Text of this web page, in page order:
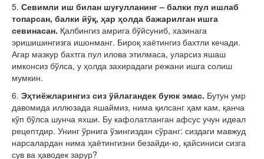
5. Севимли иш билан шуғулланинг – балки пул ишлаб
топарсан, балки йўқ, ҳар ҳолда бажарилган ишга
севинасан. Қалбингиз амрига бўйсуниб, хазинага
эришишингизга ишонманг. Бироқ хаётингиз бахтли кечади.
Агар мазкур бахтга пул илова этилмаса, уларсиз яшаш
имконсиз бўлса, у ҳолда захирадаги режани ишга солиш
мумкин.
6. Эҳтиёжларингиз сиз ўйлагандек буюк эмас. Бутун умр
давомида иллюзада яшаймиз, нима қилсанг ҳам кам, қанча
кўп бўлса шунча яхши. Бу кафолатланган афсус учун идеал
рецептдир. Унинг ўрнига ўзингиздан сўранг: сиздаги мавжуд
нарсалардан нима ҳаётингизни безайди-ю, қайсиниси сизга
сув ва ҳаводек зарур?